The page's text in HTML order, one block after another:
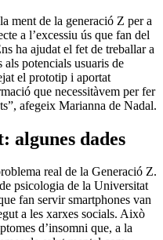
ment de la generació Z per a
a l’excessiu ús que fan del
ha ajudat el fet de treballar a
potencials usuaris de
el prototip i aportat
que necessitàvem per fer
afegeix Marianna de Nadal.
algunes dades
real de la Generació Z.
psicologia de la Universitat
fan servir smartphones van
a les xarxes socials. Això
d’insomni que, a la